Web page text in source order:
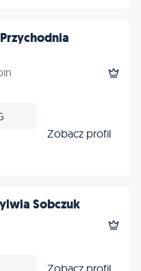
Zobacz profil
Sobczuk
Zobacz profil